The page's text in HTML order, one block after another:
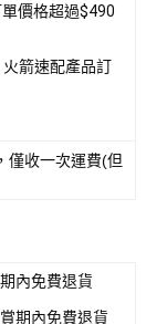
價格超過$490
箭速配產品訂
僅收一次運費(但
內免費退貨
期內免費退貨